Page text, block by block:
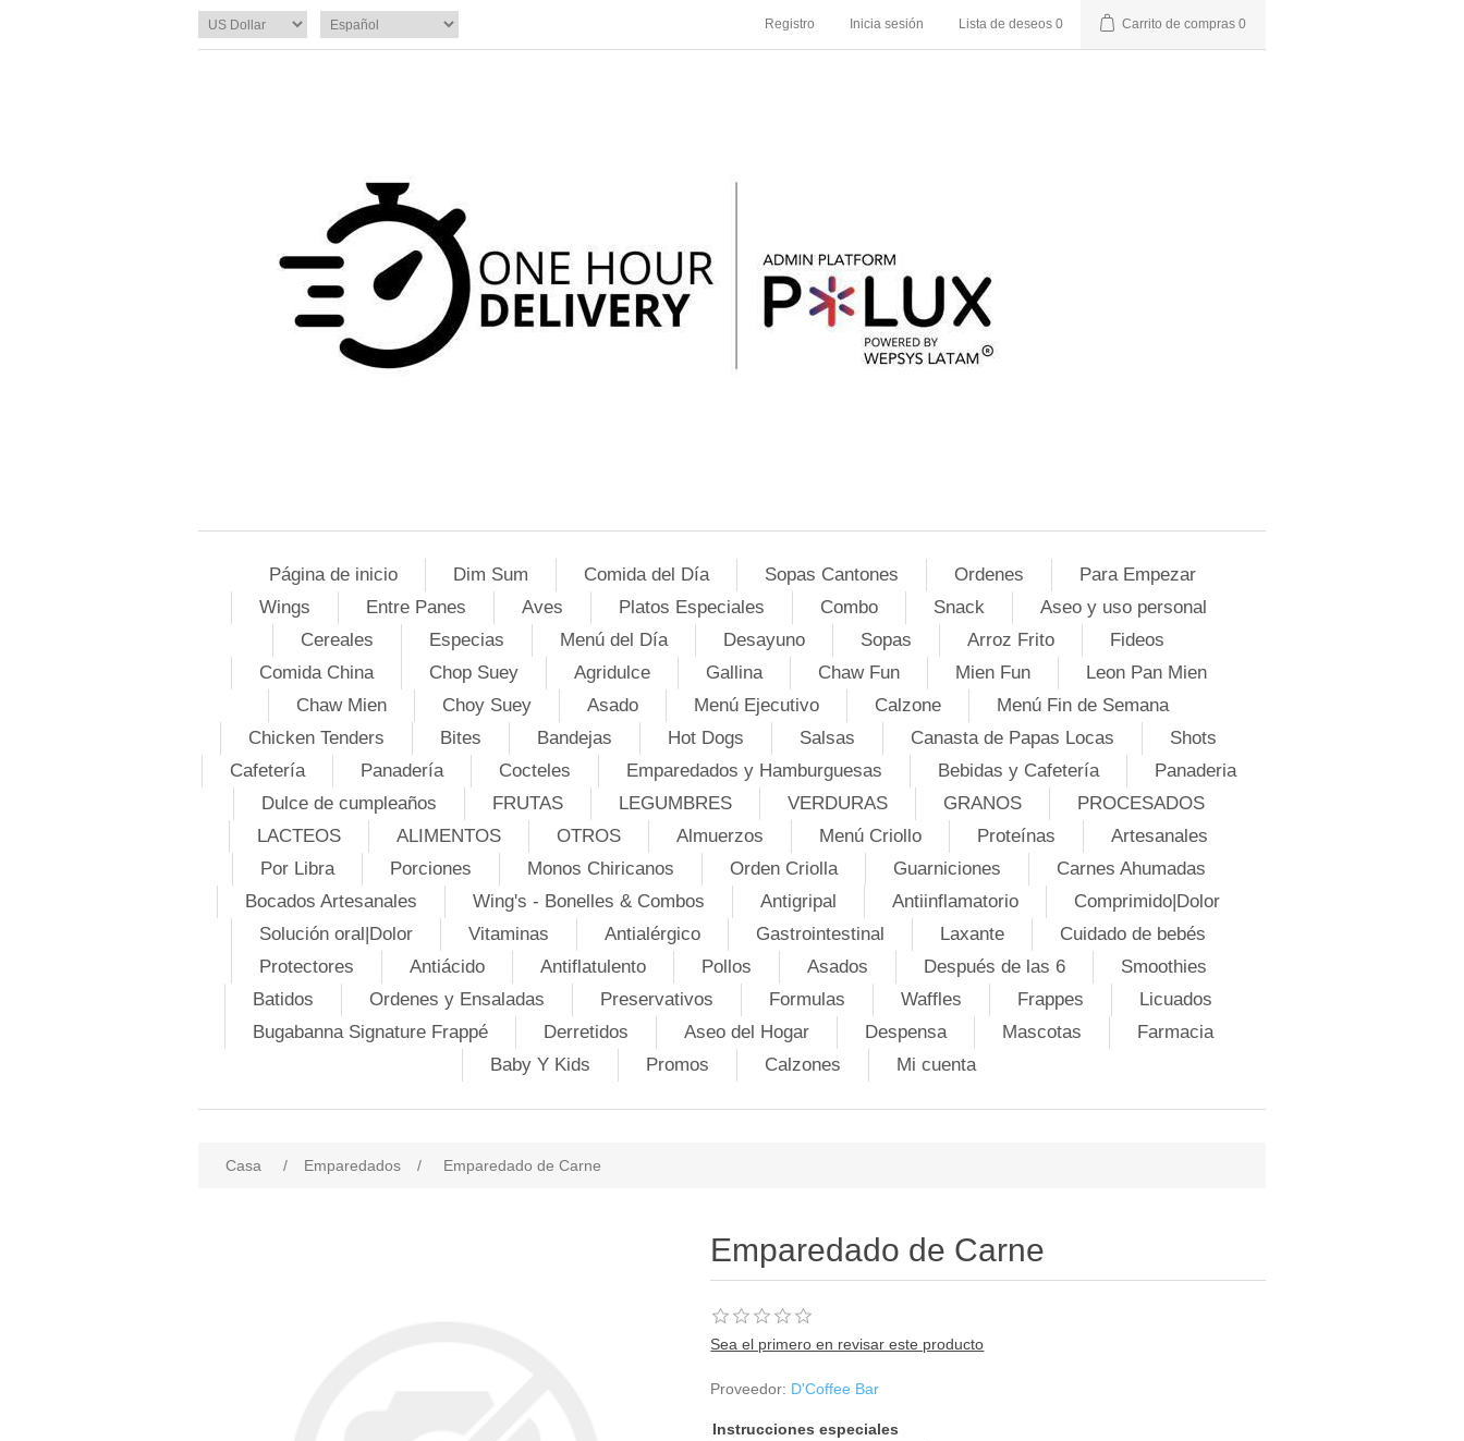
Registro Inicia sesión Lista de deseos 0 Carrito de compras 0
Página de inicio Dim Sum Comida del Día Sopas Cantones Ordenes
Para Empezar
Wings
Entre Panes Aves Platos Especiales Combo Snack
Aseo y uso personal
Cereales
Especias Menú del Día Desayuno Sopas Arroz Frito
Fideos
Comida China
Chop Suey Agridulce Gallina Chaw Fun Mien Fun
Leon Pan Mien
Chaw Mien
Choy Suey Asado Menú Ejecutivo Calzone
Menú Fin de Semana
Chicken Tenders
Bites Bandejas Hot Dogs Salsas Canasta de Papas Locas
Shots
Cafetería
Panadería Cocteles Emparedados y Hamburguesas Bebidas y Cafetería
Panaderia
Dulce de cumpleaños
FRUTAS LEGUMBRES VERDURAS GRANOS
PROCESADOS
LACTEOS
ALIMENTOS OTROS Almuerzos Menú Criollo Proteínas
Artesanales
Por Libra
Porciones Monos Chiricanos Orden Criolla Guarniciones
Carnes Ahumadas
Bocados Artesanales
Wing's - Bonelles & Combos Antigripal Antiinflamatorio
Comprimido|Dolor
Solución oral|Dolor
Vitaminas Antialérgico Gastrointestinal Laxante
Cuidado de bebés
Protectores
Antiácido Antiflatulento Pollos Asados Después de las 6
Smoothies
Batidos
Ordenes y Ensaladas Preservativos Formulas Waffles Frappes
Licuados
Bugabanna Signature Frappé
Derretidos Aseo del Hogar Despensa Mascotas
Farmacia
Baby Y Kids
Promos Calzones Mi cuenta
Casa / Emparedados / Emparedado de Carne
Emparedado de Carne
Sea el primero en revisar este producto
Proveedor: D'Coffee Bar
Instrucciones especiales